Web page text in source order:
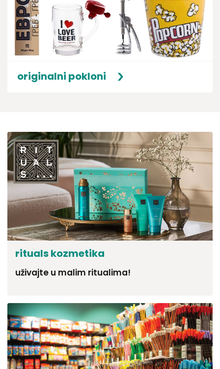
originalni pokloni
rituals kozmetika
uživajte u malim ritualima!